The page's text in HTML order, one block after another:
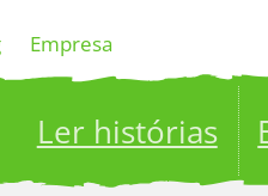
Empresa
Ler histórias